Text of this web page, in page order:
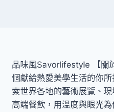
品味風Savorlifestyle 【關
個獻給熱愛美學生活的你
索世界各地的藝術展覽、
高端餐飲，用溫度與眼光